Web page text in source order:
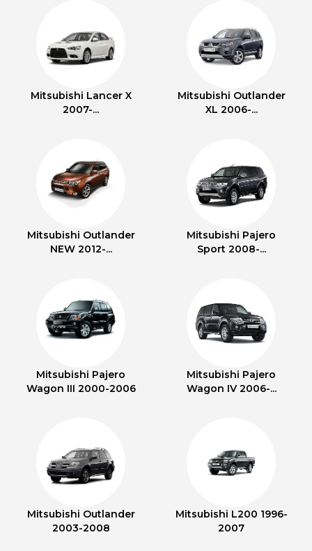
Mitsubishi Lancer X
2007-...
Mitsubishi Outlander
XL 2006-...
Mitsubishi Outlander
NEW 2012-...
Mitsubishi Pajero
Sport 2008-...
Mitsubishi Pajero
Wagon III 2000-2006
Mitsubishi Pajero
Wagon IV 2006-...
Mitsubishi Outlander
2003-2008
Mitsubishi L200 1996-
2007